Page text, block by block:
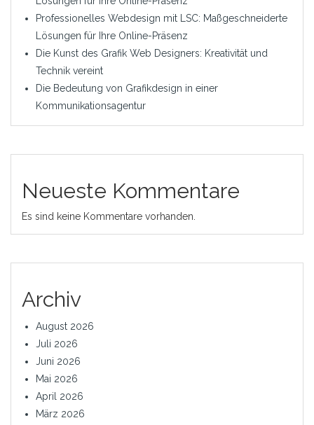
Professionelles Webdesign mit LSC: Maßgeschneiderte
Lösungen für Ihre Online-Präsenz
Die Kunst des Grafik Web Designers: Kreativität und
Technik vereint
Die Bedeutung von Grafikdesign in einer
Kommunikationsagentur
Neueste Kommentare
Es sind keine Kommentare vorhanden.
Archiv
August 2026
Juli 2026
Juni 2026
Mai 2026
April 2026
März 2026